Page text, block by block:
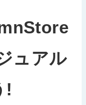
ュアル
!